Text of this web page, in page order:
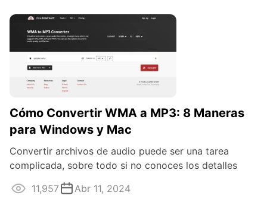
Cómo Convertir WMA a MP3: 8 Maneras
para Windows y Mac
Convertir archivos de audio puede ser una tarea
complicada, sobre todo si no conoces los detalles
técnicos. Saber cómo convertir WMA a MP3 ...
11,957 Abr 11, 2024